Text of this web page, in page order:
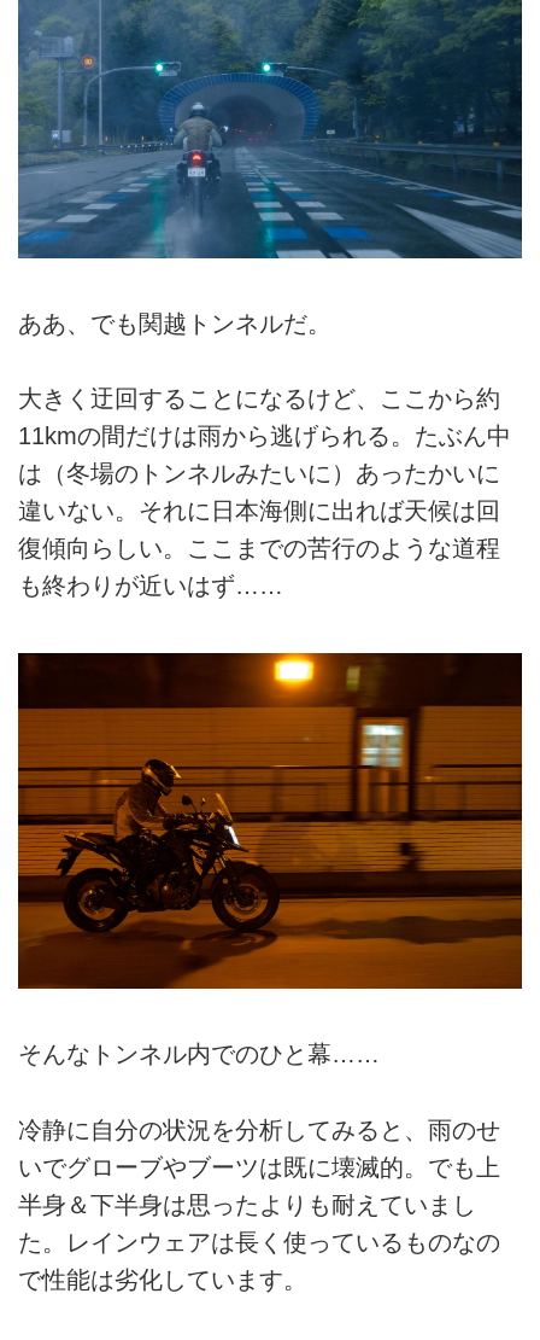
ああ、でも関越トンネルだ。
大きく迂回することになるけど、ここから約
11kmの間だけは雨から逃げられる。たぶん中
は（冬場のトンネルみたいに）あったかいに
違いない。それに日本海側に出れば天候は回
復傾向らしい。ここまでの苦行のような道程
も終わりが近いはず……
そんなトンネル内でのひと幕……
冷静に自分の状況を分析してみると、雨のせ
いでグローブやブーツは既に壊滅的。でも上
半身＆下半身は思ったよりも耐えていまし
た。レインウェアは長く使っているものなの
で性能は劣化しています。